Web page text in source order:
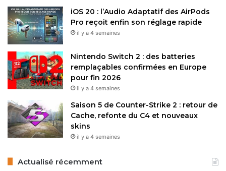
iOS 20 : l’Audio Adaptatif des AirPods
Pro reçoit enfin son réglage rapide
il y a 4 semaines
Nintendo Switch 2 : des batteries
remplaçables confirmées en Europe
pour fin 2026
il y a 4 semaines
Saison 5 de Counter-Strike 2 : retour de
Cache, refonte du C4 et nouveaux
skins
il y a 4 semaines
Actualisé récemment